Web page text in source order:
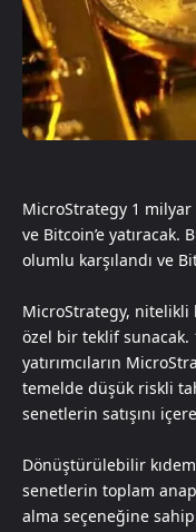
MicroStrategy 1
ve Bitcoin’e
olumlu karşılandı ve
MicroStrategy, nitelikli
özel bir teklif sunacak.
yatırımcıların
temelde düşük riskli
senetlerin satışını
Dönüştürülebilir
senetlerin toplam
alma seçeneğine